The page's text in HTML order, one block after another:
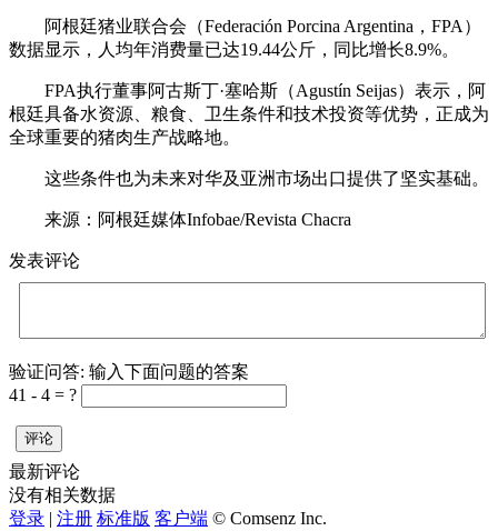
阿根廷猪业联合会（Federación Porcina Argentina，FPA）
数据显示，人均年消费量已达19.44公斤，同比增长8.9%。
FPA执行董事阿古斯丁·塞哈斯（Agustín Seijas）表示，阿
根廷具备水资源、粮食、卫生条件和技术投资等优势，正成为
全球重要的猪肉生产战略地。
这些条件也为未来对华及亚洲市场出口提供了坚实基础。
来源：阿根廷媒体Infobae/Revista Chacra
发表评论
验证问答: 输入下面问题的答案
41 - 4 = ?
评论
最新评论
没有相关数据
登录 | 注册 标准版 客户端 © Comsenz Inc.